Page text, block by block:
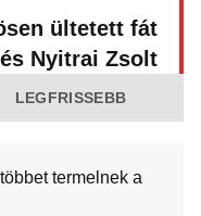
ültetett fát
Nyitrai Zsolt
LEGFRISSEBB
termelnek a